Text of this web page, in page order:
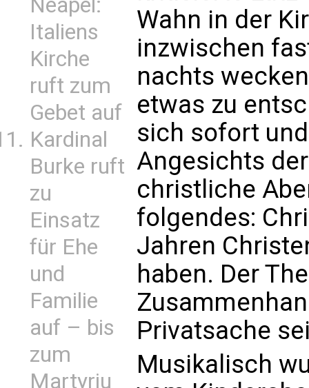
Neapel:
Italiens
Kirche
ruft zum
Gebet auf
Kardinal
Burke ruft
zu
Einsatz
für Ehe
und
Familie
auf – bis
zum
Martyriu
Wahn in der
inzwischen
nachts
etwas zu
sich sofort
Angesichts
christliche
folgendes:
Jahren
haben. Der
Privatsache
Musikalisch